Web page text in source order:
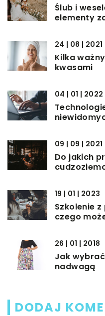
Ślub i
elementy
24 | 08 | 2021
Kilka
kwasami
04 | 01 | 2022
09 | 09 | 2021
Do jakich
19 | 01 | 2023
Szkolenie
czego
26 | 01 | 2018
Jak
nadwagą
DODAJ